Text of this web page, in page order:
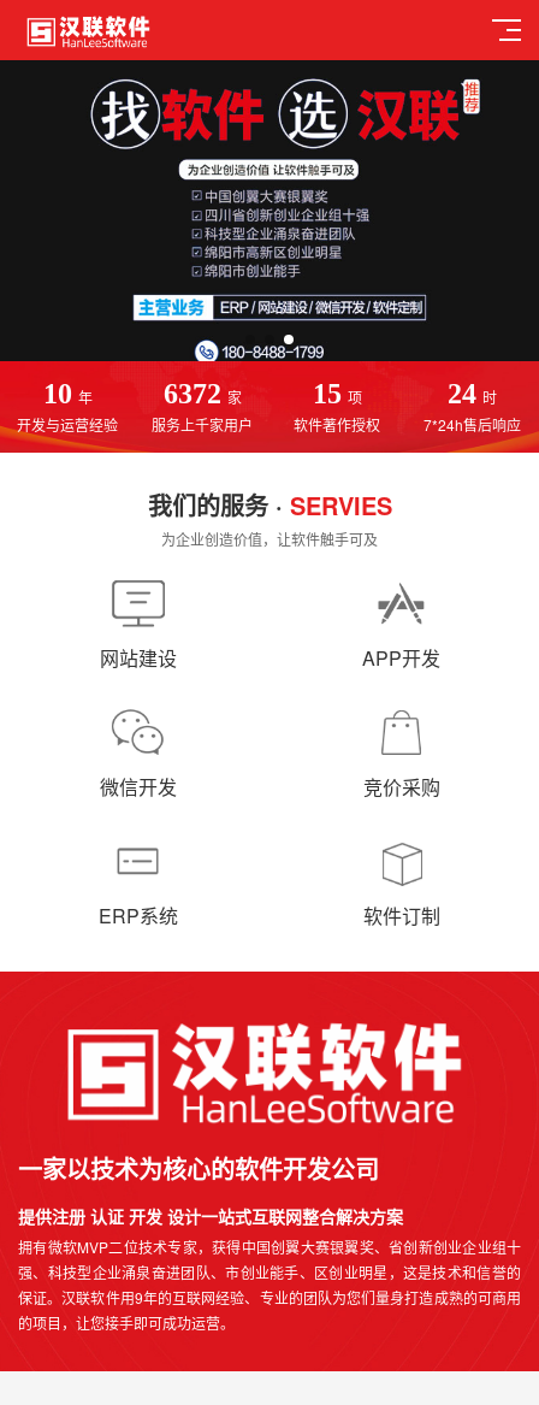
10 年
开发与运营经验
6372 家
服务上千家用户
15 项
软件著作授权
24 时
7*24h售后响应
我们的服务 · SERVIES
为企业创造价值，让软件触手可及
网站建设 APP开发
微信开发 竞价采购
ERP系统 软件订制
一家以技术为核心的软件开发公司
提供注册 认证 开发 设计一站式互联网整合解决方案
拥有微软MVP二位技术专家，获得中国创翼大赛银翼奖、省创新创业企业组十
强、科技型企业涌泉奋进团队、市创业能手、区创业明星，这是技术和信誉的
保证。汉联软件用9年的互联网经验、专业的团队为您们量身打造成熟的可商用
的项目，让您接手即可成功运营。